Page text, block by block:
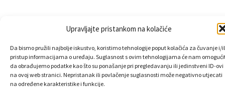
Upravljajte pristankom na kolačiće
Da bismo pružili najbolje iskustvo, koristimo tehnologije poput kolačića za čuvanje i/
pristup informacijama o uređaju. Suglasnost s ovim tehnologijama će nam
da obrađujemo podatke kao što su ponašanje pri pregledavanju ili jedinstveni ID-ovi
na ovoj web stranici. Nepristanak ili povlačenje suglasnosti može negativno utjecati
na određene karakteristike i funkcije.